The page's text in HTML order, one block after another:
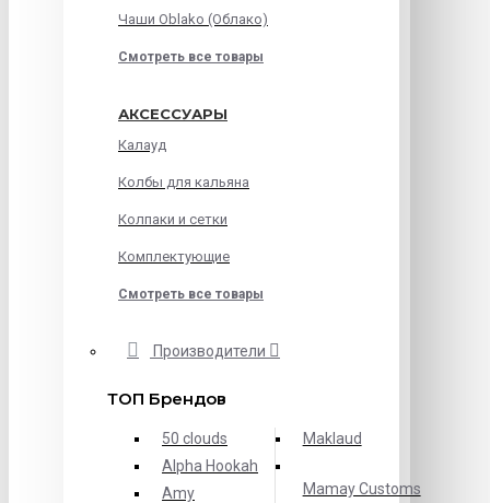
Чаши Oblako (Облако)
Смотреть все товары
АКСЕССУАРЫ
Калауд
Колбы для кальяна
Колпаки и сетки
Комплектующие
Смотреть все товары
Производители
ТОП Брендов
50 clouds
Alpha Hookah
Amy
Maklaud
Mamay Customs